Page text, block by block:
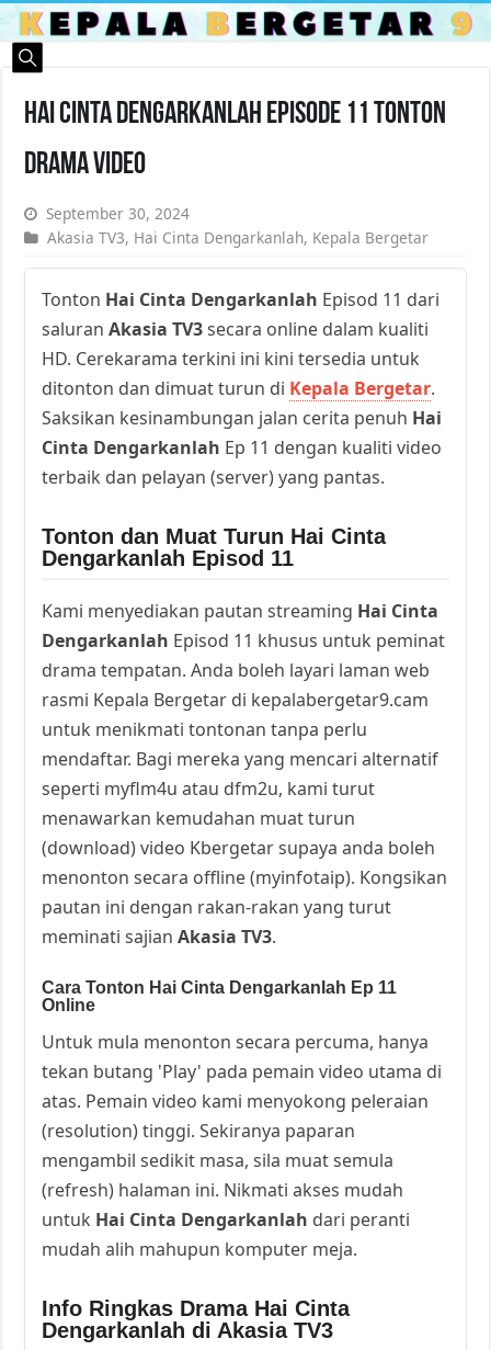
Hai Cinta Dengarkanlah Episode 11 Tonton
Drama Video
September 30, 2024
Akasia TV3, Hai Cinta Dengarkanlah, Kepala Bergetar
Tonton Hai Cinta Dengarkanlah Episod 11 dari
saluranAkasia TV3secara online dalam kualiti
HD. Cerekarama terkini ini kini tersedia untuk
ditonton dan dimuat turun di Kepala Bergetar.
Saksikan kesinambungan jalan cerita penuh Hai
Cinta Dengarkanlah Ep 11 dengan kualiti video
terbaik dan pelayan (server) yang pantas.
Tonton dan Muat Turun Hai Cinta
Dengarkanlah Episod 11
Kami menyediakan pautan streaming Hai Cinta
Dengarkanlah Episod 11 khusus untuk peminat
drama tempatan. Anda boleh layari laman web
rasmi Kepala Bergetar di kepalabergetar9.cam
untuk menikmati tontonan tanpa perlu
mendaftar. Bagi mereka yang mencari alternatif
seperti myflm4u atau dfm2u, kami turut
menawarkan kemudahan muat turun
(download) video Kbergetar supaya anda boleh
menonton secara offline (myinfotaip). Kongsikan
pautan ini dengan rakan-rakan yang turut
meminati sajianAkasia TV3.
Cara Tonton Hai Cinta Dengarkanlah Ep 11
Online
Untuk mula menonton secara percuma, hanya
tekan butang 'Play' pada pemain video utama di
atas. Pemain video kami menyokong peleraian
(resolution) tinggi. Sekiranya paparan
mengambil sedikit masa, sila muat semula
(refresh) halaman ini. Nikmati akses mudah
untuk Hai Cinta Dengarkanlah dari peranti
mudah alih mahupun komputer meja.
Info Ringkas Drama Hai Cinta
Dengarkanlah di Akasia TV3